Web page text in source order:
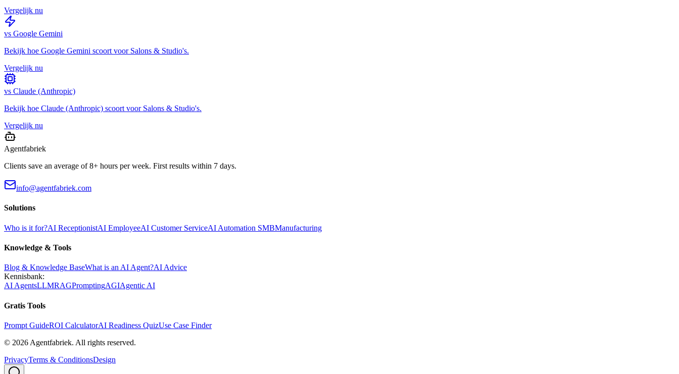
Vergelijk nu
vs Google Gemini
Bekijk hoe Google Gemini scoort voor Salons & Studio's.
Vergelijk nu
vs Claude (Anthropic)
Bekijk hoe Claude (Anthropic) scoort voor Salons & Studio's.
Vergelijk nu
Agentfabriek
Clients save an average of 8+ hours per week. First results within 7 days.
info@agentfabriek.com
Solutions
Who is it for?AI ReceptionistAI EmployeeAI Customer ServiceAI Automation SMBManufacturing
Knowledge & Tools
Blog & Knowledge BaseWhat is an AI Agent?AI Advice
Kennisbank:
AI AgentsLLMRAGPromptingAGIAgentic AI
Gratis Tools
Prompt GuideROI CalculatorAI Readiness QuizUse Case Finder
© 2026 Agentfabriek. All rights reserved.
PrivacyTerms & ConditionsDesign